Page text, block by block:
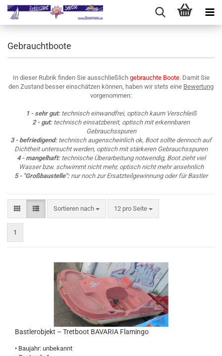
Gebrauchtboote
In dieser Rubrik finden Sie ausschließlich gebrauchte Boote. Damit Sie
den Zustand besser einschätzen können, haben wir stets eine Bewertung
vorgenommen:
1 - sehr gut:technisch einwandfrei, optisch kaum Verschleiß
2 - gut:technisch einsatzbereit, optisch mit erkennbaren
Gebrauchsspuren
3 - befriedigend:technisch augenscheinlich ok, Boot sollte dennoch auf
Dichtheit untersucht werden, optisch mit stärkeren Gebrauchsspuren
4 - mangelhaft:technische Überarbeitung notwendig, Boot zieht viel
Wasser bzw. schwimmt nicht mehr, optisch nicht mehr ansehnlich
5 - "Großbaustelle":nur noch zur Ersatzteilgewinnung oder für Bastler
Sortieren nach
Sortieren nach 12 pro Seite
pro Seite
1
Bastlerobjekt – Tretboot BAVARIA Flamingo
• Baujahr: unbekannt